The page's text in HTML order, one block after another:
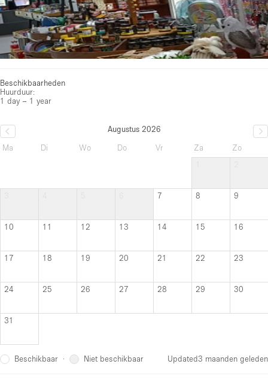
Beschikbaarheden
Huurduur:
1 day – 1 year
Augustus 2026
Ma
Di Wo Do Vr Za
Zo
7 8 9
10 11 12 13 14 15 16
17 18 19 20 21 22 23
24 25 26 27 28 29 30
31
Beschikbaar · Niet beschikbaar Updated3 maanden geleden